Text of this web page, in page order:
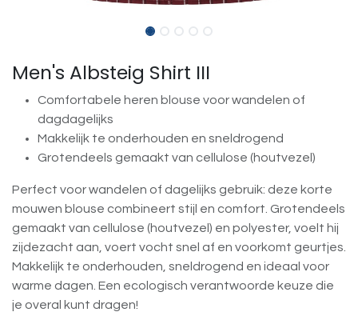
Men's Albsteig Shirt III
Comfortabele heren blouse voor wandelen of
dagdagelijks
Makkelijk te onderhouden en sneldrogend
Grotendeels gemaakt van cellulose (houtvezel)
Perfect voor wandelen of dagelijks gebruik: deze korte
mouwen blouse combineert stijl en comfort. Grotendeels
gemaakt van cellulose (houtvezel) en polyester, voelt hij
zijdezacht aan, voert vocht snel af en voorkomt geurtjes.
Makkelijk te onderhouden, sneldrogend en ideaal voor
warme dagen. Een ecologisch verantwoorde keuze die
je overal kunt dragen!